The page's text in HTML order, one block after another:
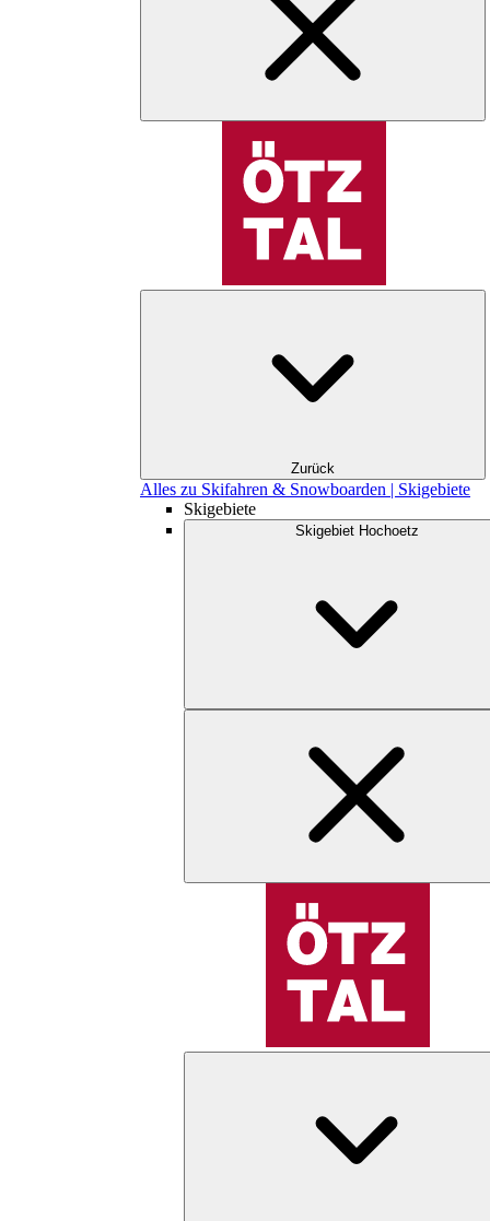
Zurück
Alles zu Skifahren & Snowboarden | Skigebiete
Skigebiete
Skigebiet Hochoetz